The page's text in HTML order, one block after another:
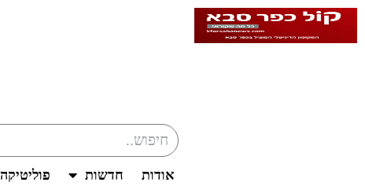
אודות חדשות פוליטיקה